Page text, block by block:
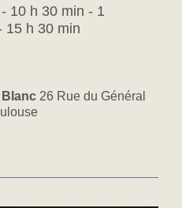
10 h 30 min - 1
15 h 30 min
26 Rue du Général